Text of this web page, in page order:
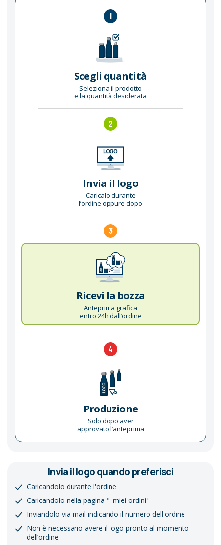
1
Scegli quantità
Seleziona il prodotto
e la quantità desiderata
2
Invia il logo
Caricalo durante
l’ordine oppure dopo
3
Ricevi la bozza
Anteprima grafica
entro 24h dall’ordine
4
Produzione
Solo dopo aver
approvato l’anteprima
Invia il logo quando preferisci
Caricandolo durante l'ordine
Caricandolo nella pagina "i miei ordini"
Inviandolo via mail indicando il numero dell'ordine
Non è necessario avere il logo pronto al momento
dell’ordine